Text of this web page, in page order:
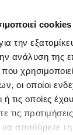
cookies
την
ανάλυση της
οι οποίοι
τις οποίες
τις
αποσύρετε